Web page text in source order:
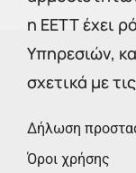
η ΕΕΤΤ έχει
Υπηρεσιών,
σχετικά με
Δήλωση
Όροι χρήσης